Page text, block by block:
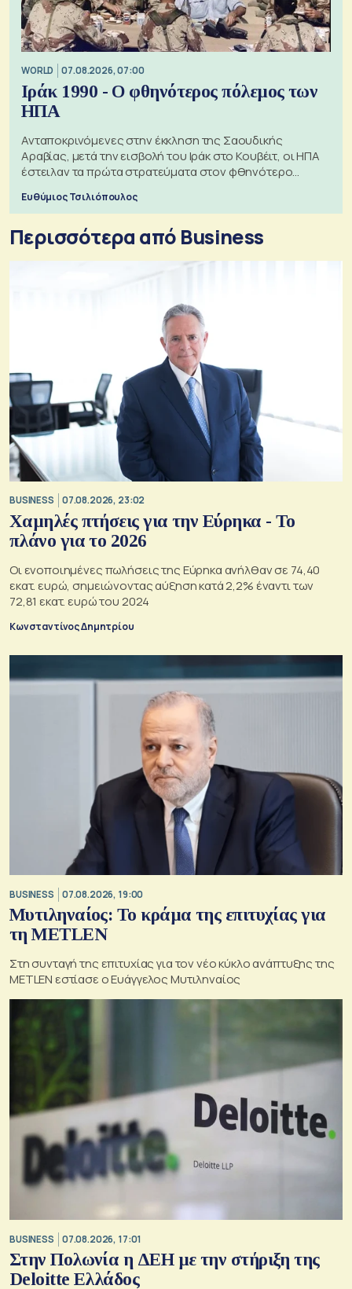
WORLD 07.08.2026, 07:00
Ιράκ 1990 - Ο φθηνότερος πόλεμος των
ΗΠΑ
Ανταποκρινόμενες στην έκκληση της Σαουδικής
Αραβίας, μετά την εισβολή του Ιράκ στο Κουβέιτ, οι ΗΠΑ
έστειλαν τα πρώτα στρατεύματα στον φθηνότερο
Ευθύμιος Τσιλιόπουλος
Περισσότερα από Business
BUSINESS 07.08.2026, 23:02
Χαμηλές πτήσεις για την Εύρηκα - Το
πλάνο για το 2026
Οι ενοποιημένες πωλήσεις της Εύρηκα ανήλθαν σε 74,40
εκατ. ευρώ, σημειώνοντας αύξηση κατά 2,2% έναντι των
72,81 εκατ. ευρώ του 2024
Κωνσταντίνος Δημητρίου
BUSINESS 07.08.2026, 19:00
Μυτιληναίος: Το κράμα της επιτυχίας για
τη METLEN
Στη συνταγή της επιτυχίας για τον νέο κύκλο ανάπτυξης της
METLEN εστίασε ο Ευάγγελος Μυτιληναίος
BUSINESS 07.08.2026, 17:01
Στην Πολωνία η ΔΕΗ με την στήριξη της
Deloitte Ελλάδος